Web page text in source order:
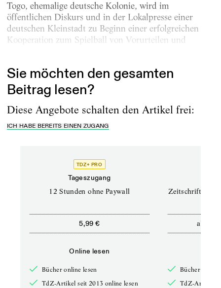
Togo, ehemalige deutsche Kolonie, wird im
öffentlichen Diskurs und in der Lokalpresse einer
deutschen Kleinstadt zu Beginn einer erfolgreichen
Kooperation zum Spielball von Vorurteilen und
Sie möchten den gesamten
Beitrag lesen?
Diese Angebote schalten den Artikel frei:
ICH HABE BEREITS EINEN ZUGANG
TDZ+ PRO
Tageszugang
12 Stunden ohne Paywall
5,99 €
Online lesen
Bücher online lesen
TdZ-Artikel seit 2013 online lesen
Zeitschriften
ab
Bücher online
TdZ-Artikel